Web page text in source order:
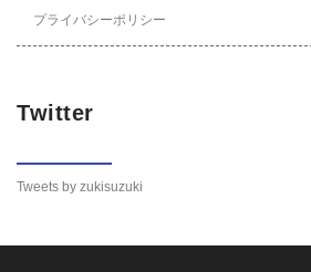
プライバシーポリシー
Twitter
Tweets by zukisuzuki